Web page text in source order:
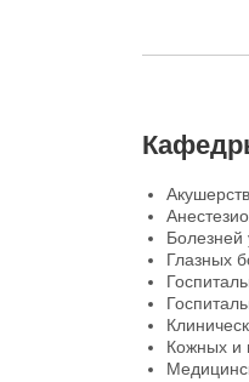
Болезней
Глазных
Кожных и